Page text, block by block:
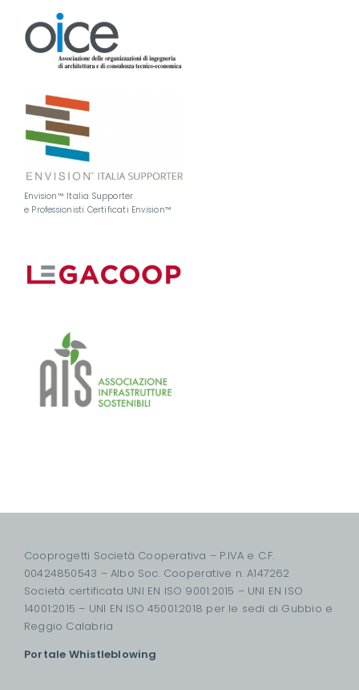
Envision™ Italia Supporter
e Professionisti Certificati Envision™
Cooprogetti Società Cooperativa – P.IVA e C.F.
00424850543 – Albo Soc. Cooperative n. A147262
Società certificata UNI EN ISO 9001:2015 – UNI EN ISO
14001:2015 – UNI EN ISO 45001:2018 per le sedi di Gubbio e
Reggio Calabria
Portale Whistleblowing